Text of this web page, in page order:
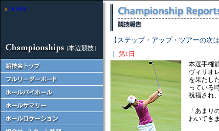
HOME
[本選競技]
【ステップ・アップ・ツアーの次
｜
第1日
｜
本選手権
ヴィリオ
を果たし
っている
祝福され
「あま
わいてき